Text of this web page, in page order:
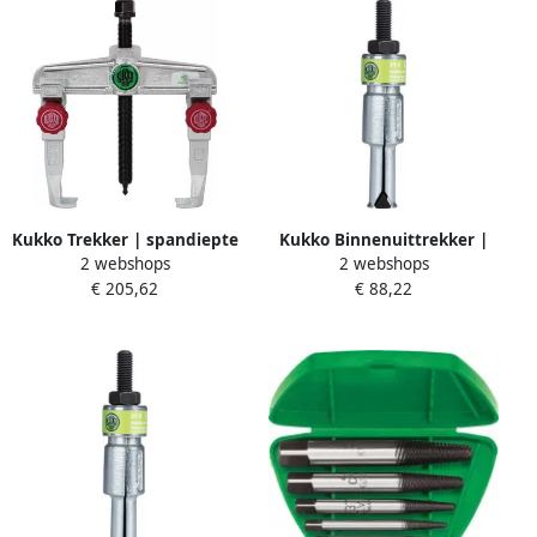
Kukko Trekker | spandiepte
150 mm | spanwijdte 160
mm | 6 T | 1 stuk 20-2+
2 webshops
€ 205,62
Kukko Binnenuittrekker |
voor gaten d. 28-40 mm | 1
stuk 21-5
2 webshops
€ 88,22